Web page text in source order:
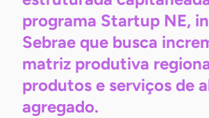
programa Startup NE,
Sebrae que busca
matriz produtiva
produtos e serviços de
agregado.